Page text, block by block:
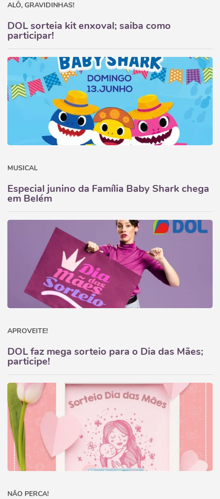
ALÔ, GRAVIDINHAS!
DOL sorteia kit enxoval; saiba como
participar!
MUSICAL
Especial junino da Família Baby Shark chega
em Belém
APROVEITE!
DOL faz mega sorteio para o Dia das Mães;
participe!
NÃO PERCA!